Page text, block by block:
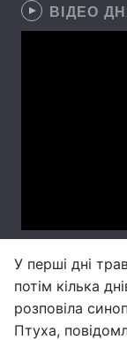
ВІДЕО
У перші дні
потім кілька
розповіла
Птуха,